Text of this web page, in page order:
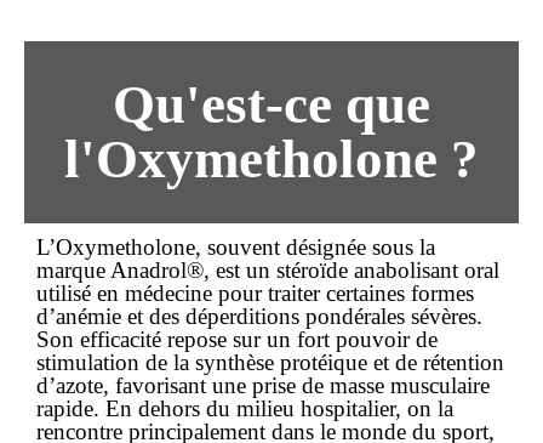
Qu'est-ce que
l'Oxymetholone ?
L’Oxymetholone, souvent désignée sous la
marque Anadrol®, est un stéroïde anabolisant oral
utilisé en médecine pour traiter certaines formes
d’anémie et des déperditions pondérales sévères.
Son efficacité repose sur un fort pouvoir de
stimulation de la synthèse protéique et de rétention
d’azote, favorisant une prise de masse musculaire
rapide. En dehors du milieu hospitalier, on la
rencontre principalement dans le monde du sport,